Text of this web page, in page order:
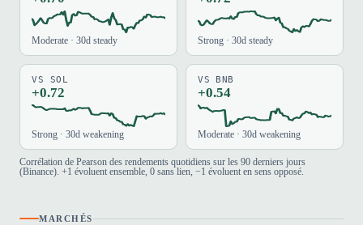
Moderate · 30d steady Strong · 30d steady
VS SOL
+0.72
Strong · 30d weakening
VS BNB
+0.54
Moderate · 30d weakening
Corrélation de Pearson des rendements quotidiens sur les 90 derniers jours
(Binance). +1 évoluent ensemble, 0 sans lien, −1 évoluent en sens opposé.
MARCHÉS